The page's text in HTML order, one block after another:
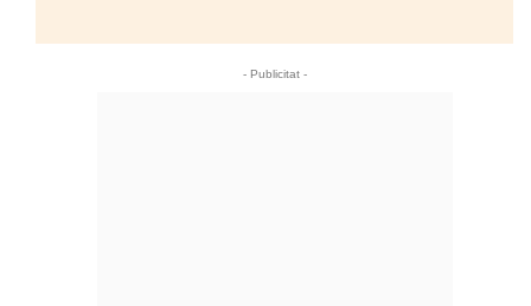
- Publicitat -